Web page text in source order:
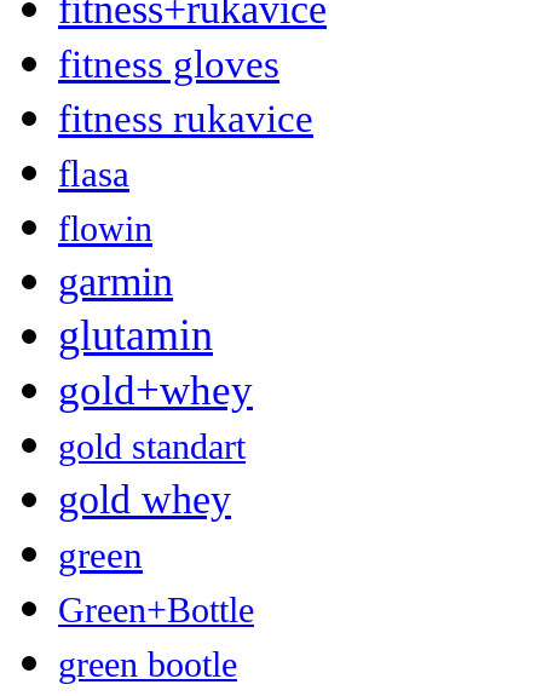
fitness gloves
fitness rukavice
flasa
flowin
garmin
glutamin
gold+whey
gold standart
gold whey
green
Green+Bottle
green bootle